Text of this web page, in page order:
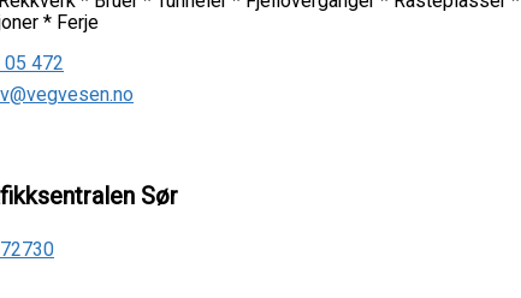
* Ferje
05 472
Sør